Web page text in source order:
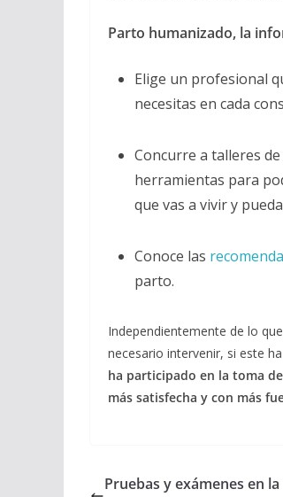
Parto humanizado, la
Elige un profesional
necesitas en cada
Concurre a talleres
herramientas para
que vas a vivir y
Conoce las
parto.
Independientemente de lo
necesario intervenir, si este
ha participado en la toma
más satisfecha y con más
Pruebas y exámenes en